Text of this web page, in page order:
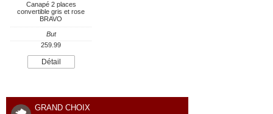
Canapé 2 places
convertible gris et rose
BRAVO
But
259.99
Détail
GRAND CHOIX